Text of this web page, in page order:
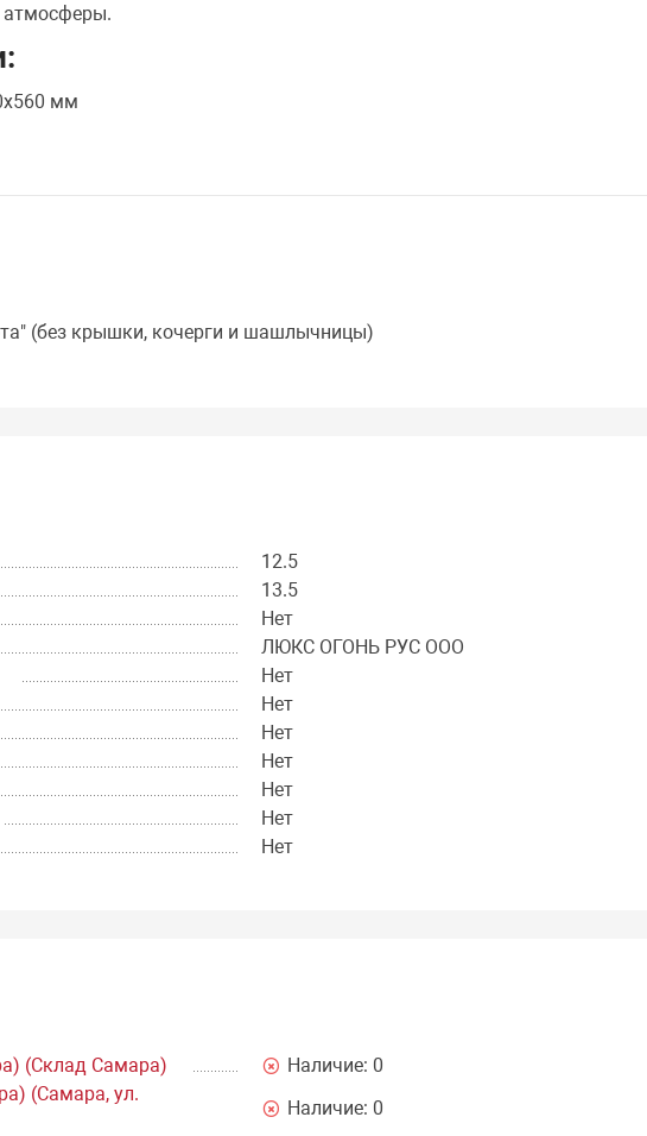
атмосферы.
мм
(без крышки, кочерги и шашлычницы)
12.5
13.5
Нет
ЛЮКС ОГОНЬ РУС ООО
Нет
Нет
Нет
Нет
Нет
Нет
Нет
(Склад Самара) Наличие: 0
(Самара, ул.
Наличие: 0